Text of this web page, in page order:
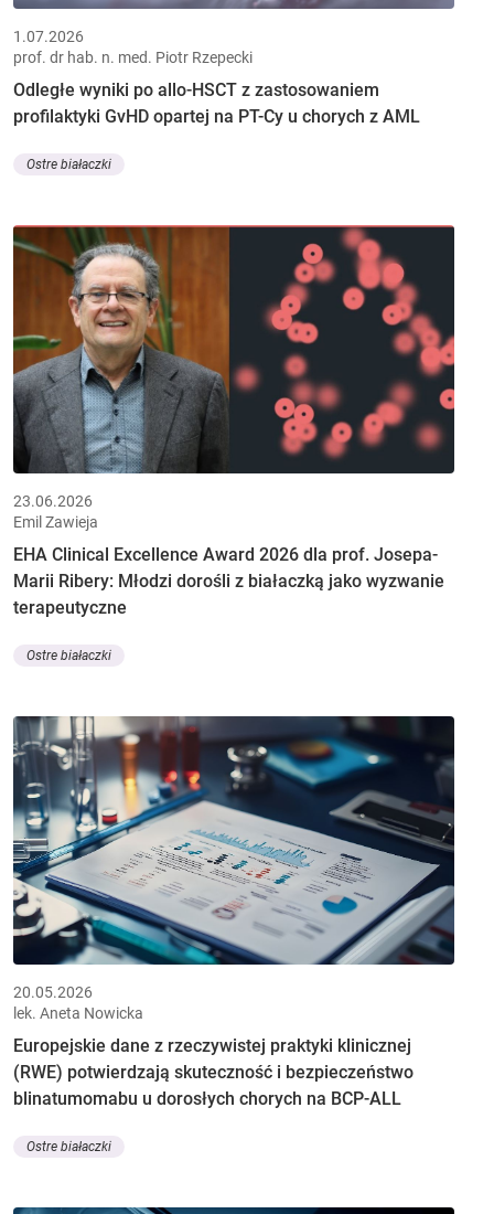
1.07.2026
prof. dr hab. n. med. Piotr Rzepecki
Odległe wyniki po allo-HSCT z zastosowaniem
profilaktyki GvHD opartej na PT-Cy u chorych z AML
Ostre białaczki
23.06.2026
Emil Zawieja
EHA Clinical Excellence Award 2026 dla prof. Josepa-
Marii Ribery: Młodzi dorośli z białaczką jako wyzwanie
terapeutyczne
Ostre białaczki
20.05.2026
lek. Aneta Nowicka
Europejskie dane z rzeczywistej praktyki klinicznej
(RWE) potwierdzają skuteczność i bezpieczeństwo
blinatumomabu u dorosłych chorych na BCP-ALL
Ostre białaczki